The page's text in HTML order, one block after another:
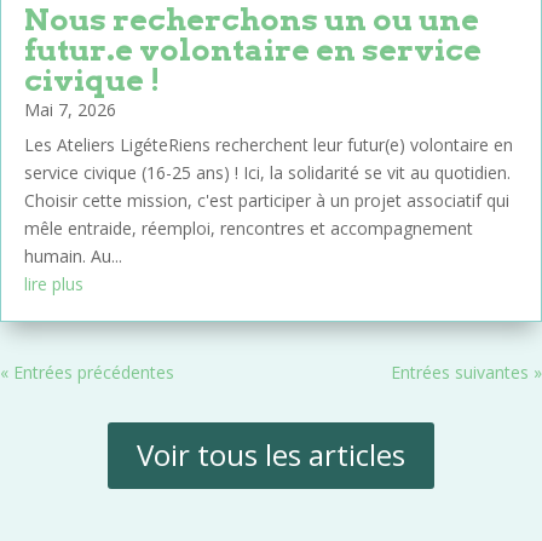
Nous recherchons un ou une
futur.e volontaire en service
civique !
Mai 7, 2026
Les Ateliers LigéteRiens recherchent leur futur(e) volontaire en
service civique (16-25 ans) ! Ici, la solidarité se vit au quotidien.
Choisir cette mission, c'est participer à un projet associatif qui
mêle entraide, réemploi, rencontres et accompagnement
humain. Au...
lire plus
« Entrées précédentes Entrées suivantes »
Voir tous les articles